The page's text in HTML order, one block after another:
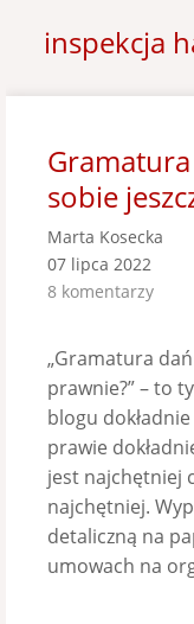
inspekcja
sobie
Marta Kosecka
07 lipca 2022
8 komentarzy
„Gramatura
prawnie?” – to
blogu
prawie
jest najchętniej
najchętniej.
detaliczną na
umowach na